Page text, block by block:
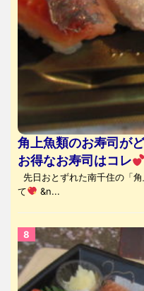
角上魚類のお寿司が
お得なお寿司はコレ
先日おとずれた南千住の「
て
&n...